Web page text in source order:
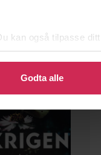
kan også tilpasse ditt
eller endre ditt
Godta alle